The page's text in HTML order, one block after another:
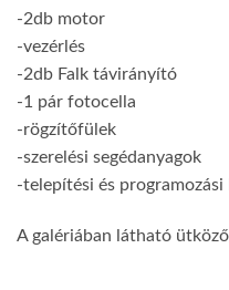
-2db motor
-vezérlés
-2db Falk távirányító
-1 pár fotocella
-rögzítőfülek
-szerelési segédanyagok
-telepítési és programozási
A galériában látható